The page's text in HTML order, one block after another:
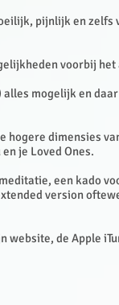
pijnlijk en
voorbij het
mogelijk en
hogere dimensies
je Loved Ones.
een kado
version
de Apple